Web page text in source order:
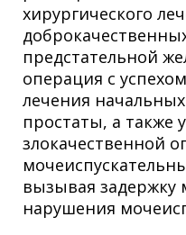
хирургического
предстательной
операция с
лечения
простаты, а также
злокачественной
вызывая задержку
нарушения